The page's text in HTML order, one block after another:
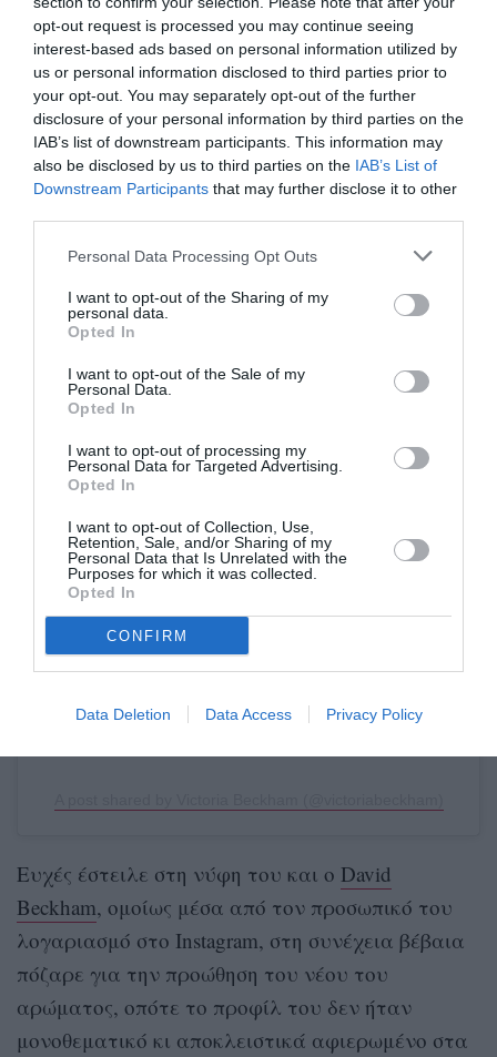
opt-out request is processed you may continue seeing
interest-based ads based on personal information utilized by
us or personal information disclosed to third parties prior to
your opt-out. You may separately opt-out of the further
disclosure of your personal information by third parties on the
IAB’s list of downstream participants. This information may
also be disclosed by us to third parties on the IAB’s List of
Downstream Participants that may further disclose it to other
Personal Data Processing Opt Outs
I want to opt-out of the Sharing of my
personal data.
Opted In
I want to opt-out of the Sale of my
Personal Data.
Opted In
I want to opt-out of processing my
Personal Data for Targeted Advertising.
Opted In
I want to opt-out of Collection, Use,
Retention, Sale, and/or Sharing of my
Personal Data that Is Unrelated with the
Purposes for which it was collected.
Opted In
CONFIRM
Data Deletion Data Access Privacy Policy
στην άμμο.
Ευχές έστειλε στη νύφη του και ο David
Beckham, ομοίως μέσα από τον προσωπικό του
λογαριασμό στο Instagram, στη συνέχεια βέβαια
πόζαρε για την προώθηση του νέου του
αρώματος, οπότε το προφίλ του δεν ήταν
μονοθεματικό κι αποκλειστικά αφιερωμένο στα